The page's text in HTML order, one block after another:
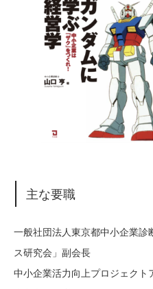
主な要職
一般社団法人東京都中小企業
ス研究会」副会長
中小企業活力向上プロジェク